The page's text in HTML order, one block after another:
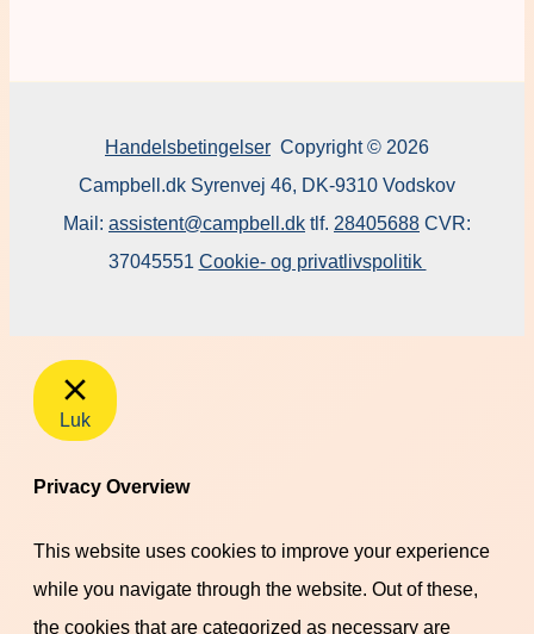
Handelsbetingelser Copyright © 2026
Campbell.dk Syrenvej 46, DK-9310 Vodskov
Mail: assistent@campbell.dk tlf. 28405688 CVR:
37045551 Cookie- og privatlivspolitik
Luk
Privacy Overview
This website uses cookies to improve your experience
while you navigate through the website. Out of these,
the cookies that are categorized as necessary are